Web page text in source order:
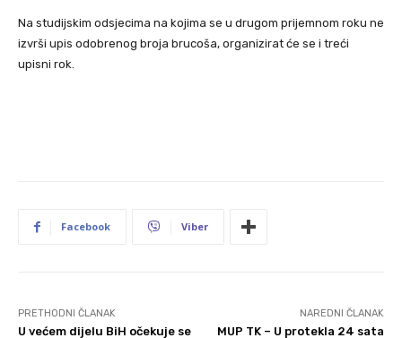
Na studijskim odsjecima na kojima se u drugom prijemnom roku ne
izvrši upis odobrenog broja brucoša, organizirat će se i treći
upisni rok.
Facebook Viber
PRETHODNI ČLANAK
U većem dijelu BiH očekuje se
NAREDNI ČLANAK
MUP TK – U protekla 24 sata